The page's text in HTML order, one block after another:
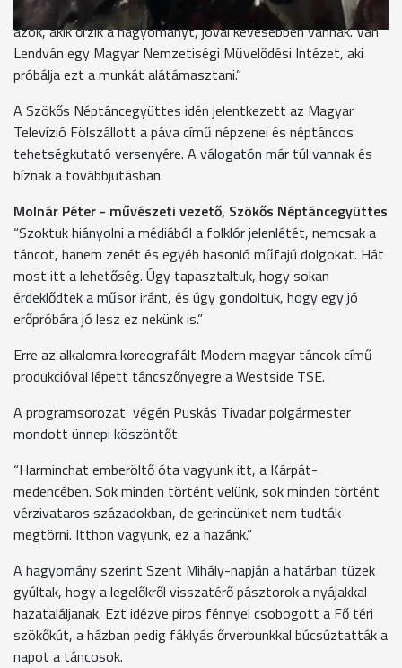
“Hatezer lelket emlegetnek, különböző felmérések alapján, de
azok, akik őrzik a hagyományt, jóval kevesebben vannak. Van
Lendván egy Magyar Nemzetiségi Művelődési Intézet, aki
próbálja ezt a munkát alátámasztani.”
A Szökős Néptáncegyüttes idén jelentkezett az Magyar
Televízió Fölszállott a páva című népzenei és néptáncos
tehetségkutató versenyére. A válogatón már túl vannak és
bíznak a továbbjutásban.
Molnár Péter - művészeti vezető, Szökős Néptáncegyüttes
“Szoktuk hiányolni a médiából a folklór jelenlétét, nemcsak a
táncot, hanem zenét és egyéb hasonló műfajú dolgokat. Hát
most itt a lehetőség. Úgy tapasztaltuk, hogy sokan
érdeklődtek a műsor iránt, és úgy gondoltuk, hogy egy jó
erőpróbára jó lesz ez nekünk is.”
Erre az alkalomra koreografált Modern magyar táncok című
produkcióval lépett táncszőnyegre a Westside TSE.
A programsorozat végén Puskás Tivadar polgármester
mondott ünnepi köszöntőt.
“Harminchat emberöltő óta vagyunk itt, a Kárpát-
medencében. Sok minden történt velünk, sok minden történt
vérzivataros századokban, de gerincünket nem tudták
megtörni. Itthon vagyunk, ez a hazánk.”
A hagyomány szerint Szent Mihály-napján a határban tüzek
gyúltak, hogy a legelőkről visszatérő pásztorok a nyájakkal
hazataláljanak. Ezt idézve piros fénnyel csobogott a Fő téri
szökőkút, a házban pedig fáklyás őrverbunkkal búcsúztatták a
napot a táncosok.